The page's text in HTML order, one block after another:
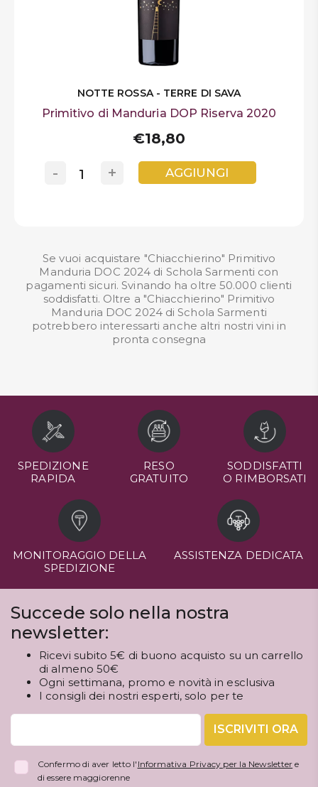
NOTTE ROSSA - TERRE DI SAVA
Primitivo di Manduria DOP Riserva 2020
€18,80
+
- AGGIUNGI
Se vuoi acquistare "Chiacchierino" Primitivo
Manduria DOC 2024 di Schola Sarmenti con
pagamenti sicuri. Svinando ha oltre 50.000 clienti
soddisfatti. Oltre a "Chiacchierino" Primitivo
Manduria DOC 2024 di Schola Sarmenti
potrebbero interessarti anche altri nostrivini in
pronta consegna
SPEDIZIONE
RAPIDA
RESO
GRATUITO
SODDISFATTI
O RIMBORSATI
MONITORAGGIO DELLA
SPEDIZIONE
ASSISTENZA DEDICATA
Succede solo nella nostra
newsletter:
Ricevi subito 5€ di buono acquisto su un carrello
di almeno 50€
Ogni settimana, promo e novità in esclusiva
I consigli dei nostri esperti, solo per te
ISCRIVITI ORA
Confermo di aver letto l' Informativa Privacy per la Newsletter e
di essere maggiorenne